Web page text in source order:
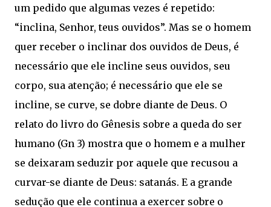
um pedido que algumas vezes é repetido:
“inclina, Senhor, teus ouvidos”. Mas se o homem
quer receber o inclinar dos ouvidos de Deus, é
necessário que ele incline seus ouvidos, seu
corpo, sua atenção; é necessário que ele se
incline, se curve, se dobre diante de Deus. O
relato do livro do Gênesis sobre a queda do ser
humano (Gn 3) mostra que o homem e a mulher
se deixaram seduzir por aquele que recusou a
curvar-se diante de Deus: satanás. E a grande
sedução que ele continua a exercer sobre o